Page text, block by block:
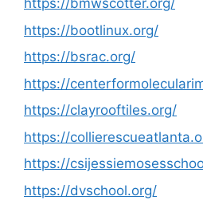
https://bmwscotter.org/
https://bootlinux.org/
https://bsrac.org/
https://
https://clayrooftiles.org/
https://
https://
https://dvschool.org/